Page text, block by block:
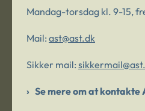
Mandag-torsdag kl. 9-15,
Mail: ast@ast.dk
Sikker mail:
Se mere om at kontakte